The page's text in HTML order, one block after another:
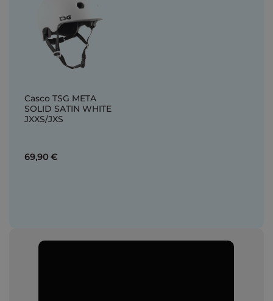
Casco TSG META
SOLID SATIN WHITE
JXXS/JXS
69,90 €